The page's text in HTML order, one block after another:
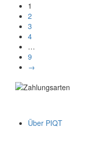
1
2
3
4
…
9
→
Über PIQT